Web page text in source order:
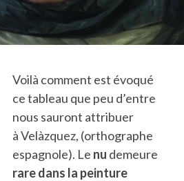
Voilà comment est évoqué
ce tableau que peu d’entre
nous sauront attribuer
à Velàzquez, (orthographe
espagnole). Le nu demeure
rare dans la peinture